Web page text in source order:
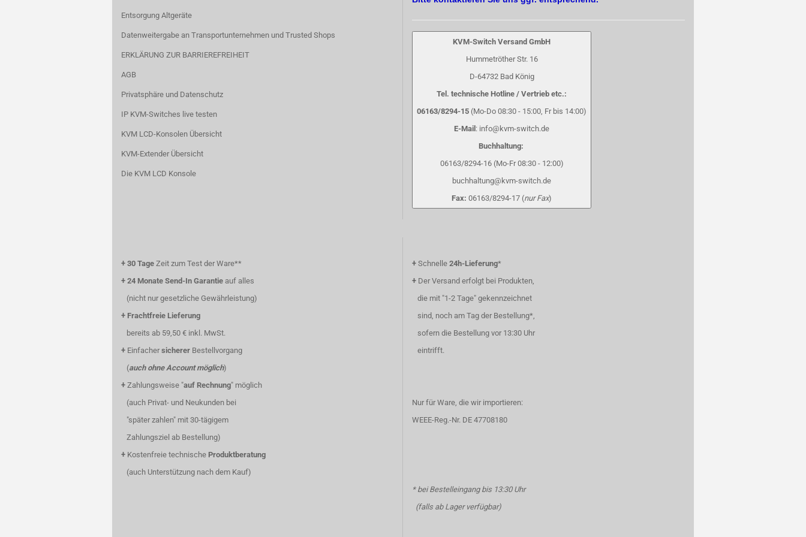
Entsorgung Altgeräte
Datenweitergabe an Transportunternehmen und Trusted Shops
ERKLÄRUNG ZUR BARRIEREFREIHEIT
AGB
Privatsphäre und Datenschutz
IP KVM-Switches live testen
KVM LCD-Konsolen Übersicht
KVM-Extender Übersicht
Die KVM LCD Konsole
KVM-Switch Versand GmbH
Hummetröther Str. 16
D-64732 Bad König
Tel. technische Hotline / Vertrieb etc.:
06163/8294-15 (Mo-Do 08:30 - 15:00, Fr bis 14:00)
E-Mail : info@kvm-switch.de
Buchhaltung:
06163/8294-16 (Mo-Fr 08:30 - 12:00)
buchhaltung@kvm-switch.de
Fax: 06163/8294-17 (nur Fax)
+ 30 Tage Zeit zum Test der Ware**
+ 24 Monate Send-In Garantie auf alles
(nicht nur gesetzliche Gewährleistung)
+ Frachtfreie Lieferung
bereits ab 59,50 € inkl. MwSt.
+ Einfacher sicherer Bestellvorgang
(auch ohne Account möglich)
+ Zahlungsweise "auf Rechnung" möglich
(auch Privat- und Neukunden bei
"später zahlen" mit 30-tägigem
Zahlungsziel ab Bestellung)
+ Kostenfreie technische Produktberatung
(auch Unterstützung nach dem Kauf)
+ Schnelle 24h-Lieferung*
+ Der Versand erfolgt bei Produkten,
die mit "1-2 Tage" gekennzeichnet
sind, noch am Tag der Bestellung*,
sofern die Bestellung vor 13:30 Uhr
eintrifft.
Nur für Ware, die wir importieren:
WEEE-Reg.-Nr. DE 47708180
* bei Bestelleingang bis 13:30 Uhr
(falls ab Lager verfügbar)